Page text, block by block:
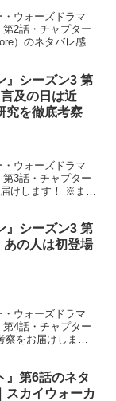
ウォーズドラマ
第2話・チャプター
）のネタバレ感想
』シーズン3 第
及の日は近
究を徹底考察
ウォーズドラマ
第3話・チャプター
けします！ ※まさ
』シーズン3 第
の人は初登場
ウォーズドラマ
第4話・チャプター
察をお届けしま
』第6話のネタ
スカイウォーカ